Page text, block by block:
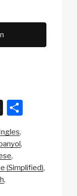
S
a
p
c
h
(Simplified)